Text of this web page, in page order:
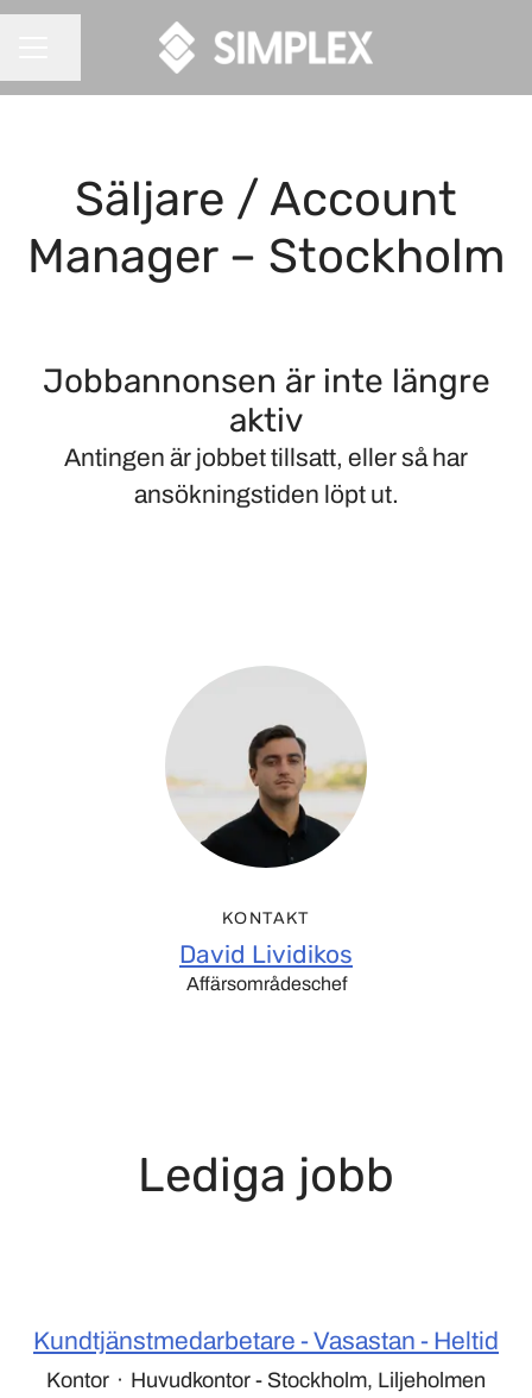
Säljare / Account
Manager – Stockholm
Jobbannonsen är inte längre
aktiv
Antingen är jobbet tillsatt, eller så har
ansökningstiden löpt ut.
KONTAKT
David Lividikos
Affärsområdeschef
Lediga jobb
Kundtjänstmedarbetare - Vasastan - Heltid
Kontor · Huvudkontor - Stockholm, Liljeholmen